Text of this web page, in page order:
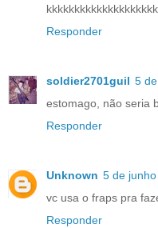
Responder
soldier2701guil 5
estomago, não seria
Responder
Unknown 5 de
vc usa o fraps pra
Responder